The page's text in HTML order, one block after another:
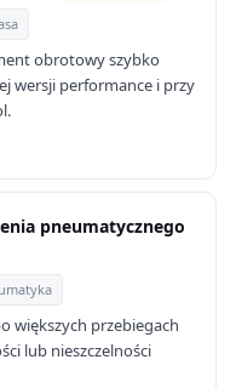
obrotowy szybko
wersji performance i przy
pneumatycznego
większych przebiegach
lub nieszczelności